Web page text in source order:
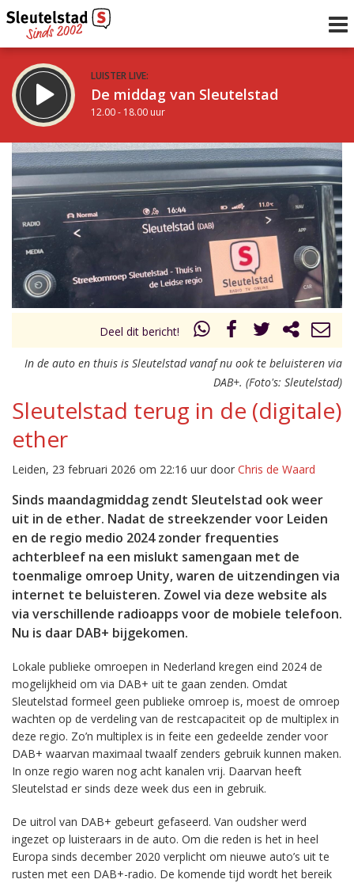
LUISTER LIVE:
De middag van Sleutelstad
12.00 - 18.00 uur
STRAKS:
De vrijdagavond met Keanu
18.00 - 19.00 uur
Vorig uur
uur 1 van 0 Volgend uur
Deel dit bericht!
In de auto en thuis is Sleutelstad vanaf nu ook te beluisteren via
DAB+. (Foto's: Sleutelstad)
Sleutelstad terug in de (digitale)
ether
Leiden, 23 februari 2026 om 22:16 uur door Chris de Waard
Sinds maandagmiddag zendt Sleutelstad ook weer
uit in de ether. Nadat de streekzender voor Leiden
en de regio medio 2024 zonder frequenties
achterbleef na een mislukt samengaan met de
toenmalige omroep Unity, waren de uitzendingen via
internet te beluisteren. Zowel via deze website als
via verschillende radioapps voor de mobiele telefoon.
Nu is daar DAB+ bijgekomen.
Lokale publieke omroepen in Nederland kregen eind 2024 de
mogelijkheid om via DAB+ uit te gaan zenden. Omdat
Sleutelstad formeel geen publieke omroep is, moest de omroep
wachten op de verdeling van de restcapaciteit op de multiplex in
deze regio. Zo’n multiplex is in feite een gedeelde zender voor
DAB+ waarvan maximaal twaalf zenders gebruik kunnen maken.
In onze regio waren nog acht kanalen vrij. Daarvan heeft
Sleutelstad er sinds deze week dus een in gebruik.
De uitrol van DAB+ gebeurt gefaseerd. Van oudsher werd
ingezet op luisteraars in de auto. Om die reden is het in heel
Europa sinds december 2020 verplicht om nieuwe auto’s uit te
rusten met een DAB+-radio. De komende tijd wordt het bereik